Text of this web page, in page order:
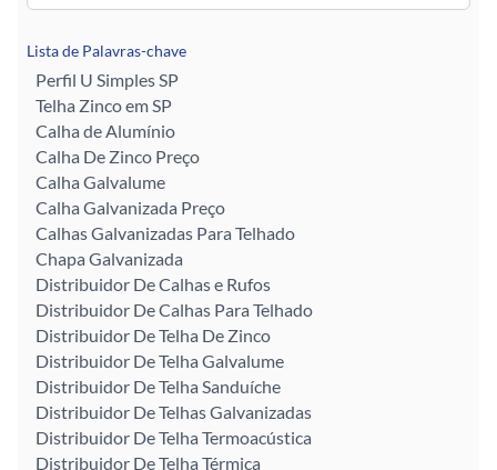
Lista de Palavras-chave
Perfil U Simples SP
Telha Zinco em SP
Calha de Alumínio
Calha De Zinco Preço
Calha Galvalume
Calha Galvanizada Preço
Calhas Galvanizadas Para Telhado
Chapa Galvanizada
Distribuidor De Calhas e Rufos
Distribuidor De Calhas Para Telhado
Distribuidor De Telha De Zinco
Distribuidor De Telha Galvalume
Distribuidor De Telha Sanduíche
Distribuidor De Telhas Galvanizadas
Distribuidor De Telha Termoacústica
Distribuidor De Telha Térmica